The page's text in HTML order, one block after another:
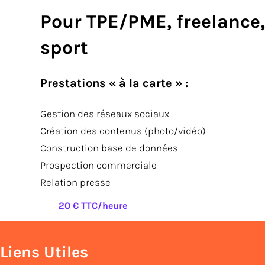
Pour TPE/PME,
sport
Prestations « à la carte » :
Gestion des réseaux sociaux
Création des contenus (photo/vidéo)
Construction base de données
Prospection commerciale
Relation presse
20 € TTC/heure
Liens Utiles